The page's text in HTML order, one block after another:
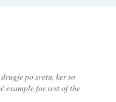
po svetu, ker so
example for rest of the